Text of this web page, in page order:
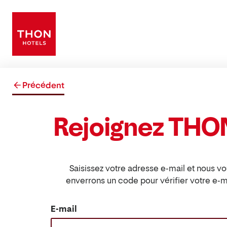
Précédent
Rejoignez
Saisissez votre adresse e-mail et nous
enverrons un code pour vérifier votre e-
E-mail